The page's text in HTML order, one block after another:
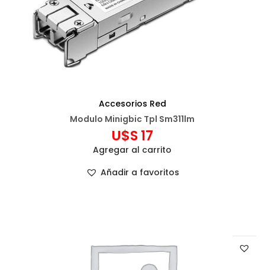
Accesorios Red
Modulo Minigbic Tpl Sm311lm
U$S17
Agregar al carrito
Añadir a favoritos